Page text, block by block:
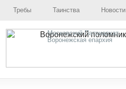
Требы Таинства Новости
Московский Патриархат,
Воронежская епархия